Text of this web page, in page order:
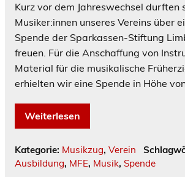
Kurz vor dem Jahreswechsel durften
Musiker:innen unseres Vereins über
Spende der Sparkassen-Stiftung
freuen. Für die Anschaffung von
Material für die musikalische
erhielten wir eine Spende in Höhe
Weiterlesen
Kategorie: Musikzug, Verein
Ausbildung, MFE, Musik, Spende